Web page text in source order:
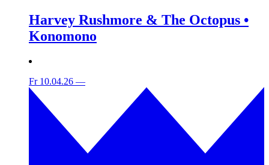
Harvey Rushmore & The Octopus •
Konomono
Fr 10.04.26 —